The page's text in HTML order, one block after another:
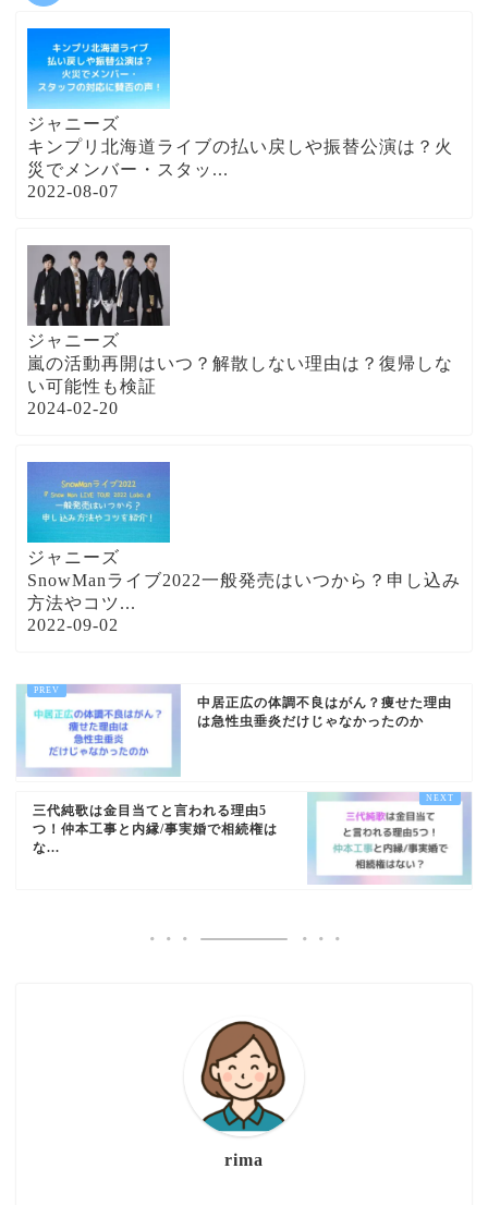
ジャニーズ
キンプリ北海道ライブの払い戻しや振替公演は？火
災でメンバー・スタッ...
2022-08-07
ジャニーズ
嵐の活動再開はいつ？解散しない理由は？復帰しな
い可能性も検証
2024-02-20
ジャニーズ
SnowManライブ2022一般発売はいつから？申し込み
方法やコツ...
2022-09-02
中居正広の体調不良はがん？痩せた理由
は急性虫垂炎だけじゃなかったのか
三代純歌は金目当てと言われる理由5
つ！仲本工事と内縁/事実婚で相続権は
な...
rima